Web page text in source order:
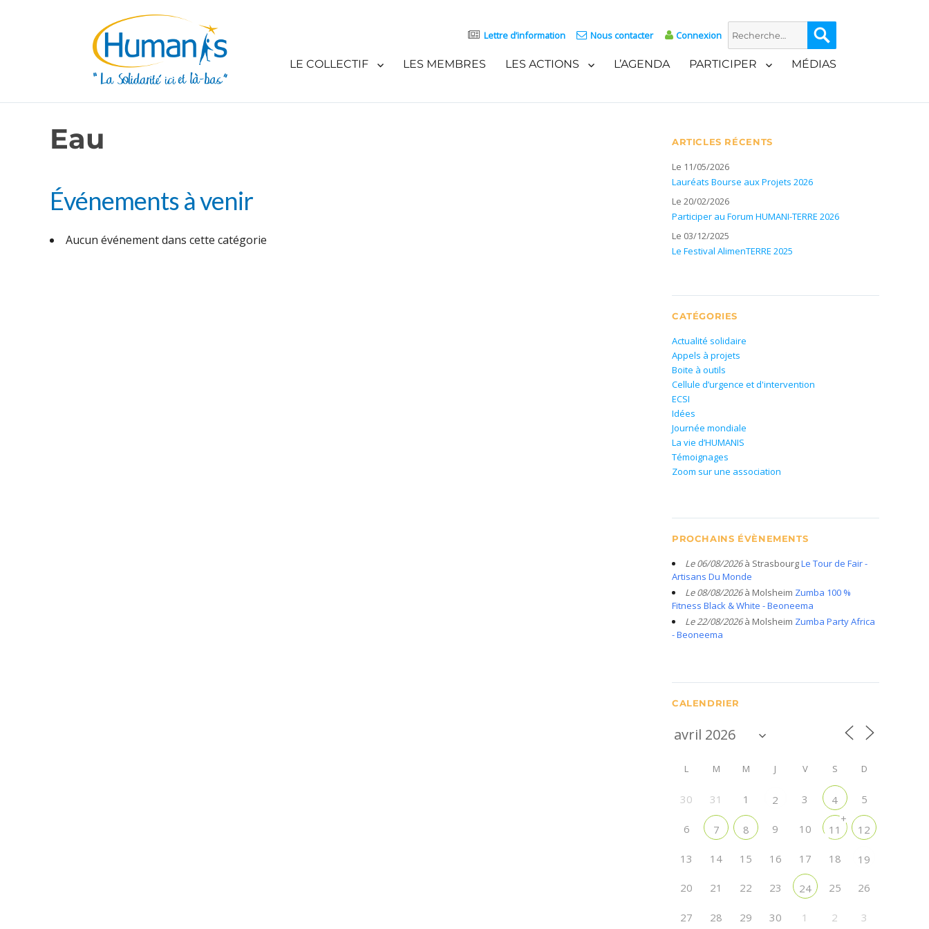
Lettre d’information Nous contacter Connexion
Recherche
pour :
LE COLLECTIF LES MEMBRES LES ACTIONS L’AGENDA PARTICIPER MÉDIAS
Eau
Événements à venir
Aucun événement dans cette catégorie
ARTICLES RÉCENTS
Le 11/05/2026
Lauréats Bourse aux Projets 2026
Le 20/02/2026
Participer au Forum HUMANI-TERRE 2026
Le 03/12/2025
Le Festival AlimenTERRE 2025
CATÉGORIES
Actualité solidaire
Appels à projets
Boite à outils
Cellule d’urgence et d'intervention
ECSI
Idées
Journée mondiale
La vie d’HUMANIS
Témoignages
Zoom sur une association
PROCHAINS ÉVÈNEMENTS
Le 06/08/2026à StrasbourgLe Tour de Fair -
Artisans Du Monde
Le 08/08/2026à Molsheim Zumba 100 %
Fitness Black & White - Beoneema
Le 22/08/2026à Molsheim Zumba Party Africa
- Beoneema
CALENDRIER
L M M J V S D
30 31 1 2 3 4 5
6 7 8 9 10 11
+
12
13 14 15 16 17 18 19
20 21 22 23 24 25 26
27 28 29 30 1 2 3